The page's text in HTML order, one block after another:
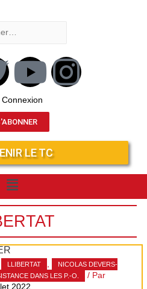
Connexion
LE TC
LLIBERTAT ,
NICOLAS DEVERS-
DANS LES P.-O.
/ Par
2022